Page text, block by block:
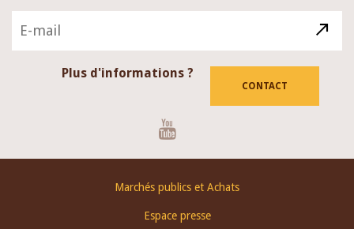
Plus d'informations ?
CONTACT
Marchés publics et Achats
Espace presse